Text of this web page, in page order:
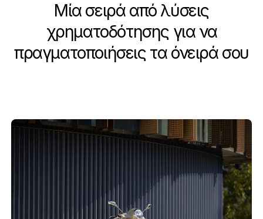
Μία σειρά από λύσεις
χρηματοδότησης για να
πραγματοποιήσεις τα όνειρά σου